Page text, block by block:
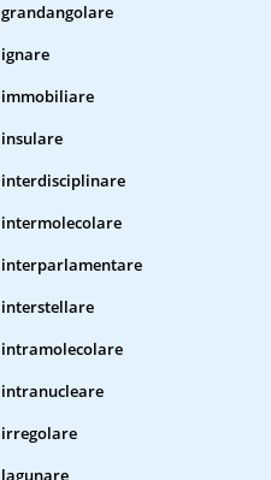
grandangolare
ignare
immobiliare
insulare
interdisciplinare
intermolecolare
interparlamentare
interstellare
intramolecolare
intranucleare
irregolare
lagunare